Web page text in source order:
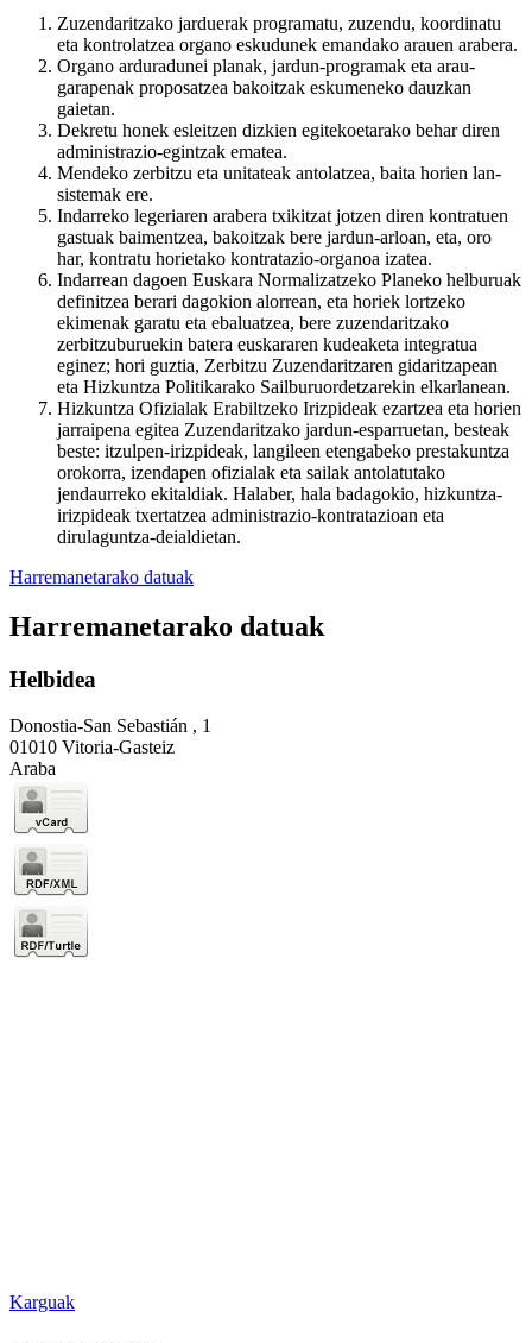
Zuzendaritzako jarduerak programatu, zuzendu, koordinatu
eta kontrolatzea organo eskudunek emandako arauen arabera.
Organo arduradunei planak, jardun-programak eta arau-
garapenak proposatzea bakoitzak eskumeneko dauzkan
gaietan.
Dekretu honek esleitzen dizkien egitekoetarako behar diren
administrazio-egintzak ematea.
Mendeko zerbitzu eta unitateak antolatzea, baita horien lan-
sistemak ere.
Indarreko legeriaren arabera txikitzat jotzen diren kontratuen
gastuak baimentzea, bakoitzak bere jardun-arloan, eta, oro
har, kontratu horietako kontratazio-organoa izatea.
Indarrean dagoen Euskara Normalizatzeko Planeko helburuak
definitzea berari dagokion alorrean, eta horiek lortzeko
ekimenak garatu eta ebaluatzea, bere zuzendaritzako
zerbitzuburuekin batera euskararen kudeaketa integratua
eginez; hori guztia, Zerbitzu Zuzendaritzaren gidaritzapean
eta Hizkuntza Politikarako Sailburuordetzarekin elkarlanean.
Hizkuntza Ofizialak Erabiltzeko Irizpideak ezartzea eta horien
jarraipena egitea Zuzendaritzako jardun-esparruetan, besteak
beste: itzulpen-irizpideak, langileen etengabeko prestakuntza
orokorra, izendapen ofizialak eta sailak antolatutako
jendaurreko ekitaldiak. Halaber, hala badagokio, hizkuntza-
irizpideak txertatzea administrazio-kontratazioan eta
dirulaguntza-deialdietan.
Harremanetarako datuak
Harremanetarako datuak
Helbidea
Donostia-San Sebastián , 1
01010 Vitoria-Gasteiz
Araba
Karguak